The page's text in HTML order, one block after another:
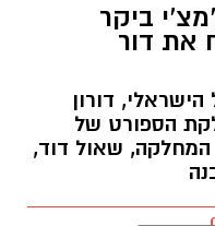
ביקר
את דור
דורון
הספורט של
המחלקה, שאול דוד,